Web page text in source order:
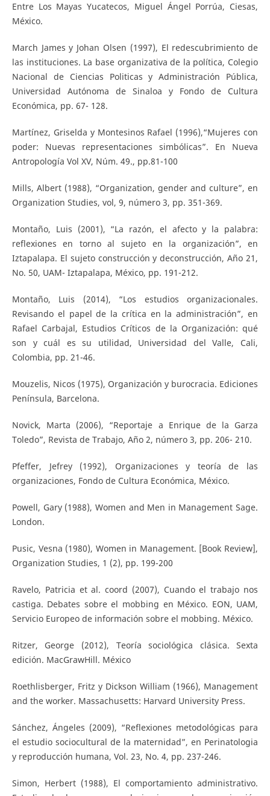
Entre Los Mayas Yucatecos, Miguel Ángel Porrúa, Ciesas,
México.
March James y Johan Olsen (1997), El redescubrimiento de
las instituciones. La base organizativa de la política, Colegio
Nacional de Ciencias Politicas y Administración Pública,
Universidad Autónoma de Sinaloa y Fondo de Cultura
Económica, pp. 67- 128.
Martínez, Griselda y Montesinos Rafael (1996),“Mujeres con
poder: Nuevas representaciones simbólicas”. En Nueva
Antropología Vol XV, Núm. 49., pp.81-100
Mills, Albert (1988), “Organization, gender and culture”, en
Organization Studies, vol, 9, número 3, pp. 351-369.
Montaño, Luis (2001), “La razón, el afecto y la palabra:
reflexiones en torno al sujeto en la organización”, en
Iztapalapa. El sujeto construcción y deconstrucción, Año 21,
No. 50, UAM- Iztapalapa, México, pp. 191-212.
Montaño, Luis (2014), “Los estudios organizacionales.
Revisando el papel de la crítica en la administración”, en
Rafael Carbajal, Estudios Críticos de la Organización: qué
son y cuál es su utilidad, Universidad del Valle, Cali,
Colombia, pp. 21-46.
Mouzelis, Nicos (1975), Organización y burocracia. Ediciones
Península, Barcelona.
Novick, Marta (2006), “Reportaje a Enrique de la Garza
Toledo”, Revista de Trabajo, Año 2, número 3, pp. 206- 210.
Pfeffer, Jefrey (1992), Organizaciones y teoría de las
organizaciones, Fondo de Cultura Económica, México.
Powell, Gary (1988), Women and Men in Management Sage.
London.
Pusic, Vesna (1980), Women in Management. [Book Review],
Organization Studies, 1 (2), pp. 199-200
Ravelo, Patricia et al. coord (2007), Cuando el trabajo nos
castiga. Debates sobre el mobbing en México. EON, UAM,
Servicio Europeo de información sobre el mobbing. México.
Ritzer, George (2012), Teoría sociológica clásica. Sexta
edición. MacGrawHill. México
Roethlisberger, Fritz y Dickson William (1966), Management
and the worker. Massachusetts: Harvard University Press.
Sánchez, Ángeles (2009), “Reflexiones metodológicas para
el estudio sociocultural de la maternidad”, en Perinatologia
y reproducción humana, Vol. 23, No. 4, pp. 237-246.
Simon, Herbert (1988), El comportamiento administrativo.